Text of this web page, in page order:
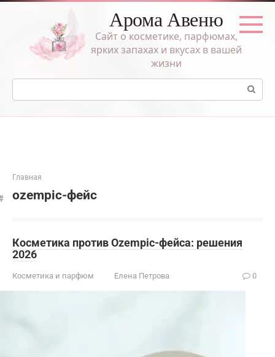
Перейти
Арома Авеню
Сайт о косметике, парфюмах,
ярких запахах и вкусах в вашей
жизни
Поиск:
Главная
ozempic-фейс
Косметика против Ozempic-фейса: решения
2026
Косметика и парфюм Елена Петрова 0